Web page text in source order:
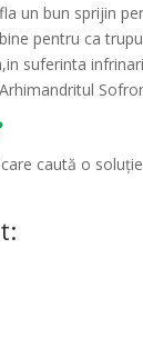
un bun sprijin
pentru ca
suferinta
caută o